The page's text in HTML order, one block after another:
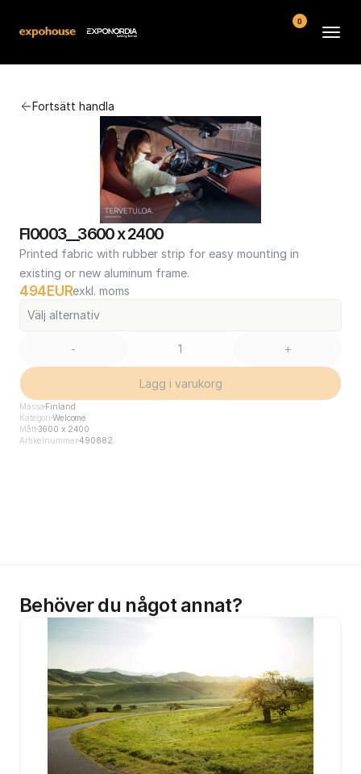
Fortsätt handla
FI0003__3600 x 2400
Printed fabric with rubber strip for easy mounting in
existing or new aluminum frame.
494 EURexkl. moms
Välj alternativ
- +
Lägg i varukorg
Mässa Finland
KategoriWelcome
Mått3600 x 2400
Artikelnummer490882
Behöver du något annat?
Kontakt
Köpvillkor
0